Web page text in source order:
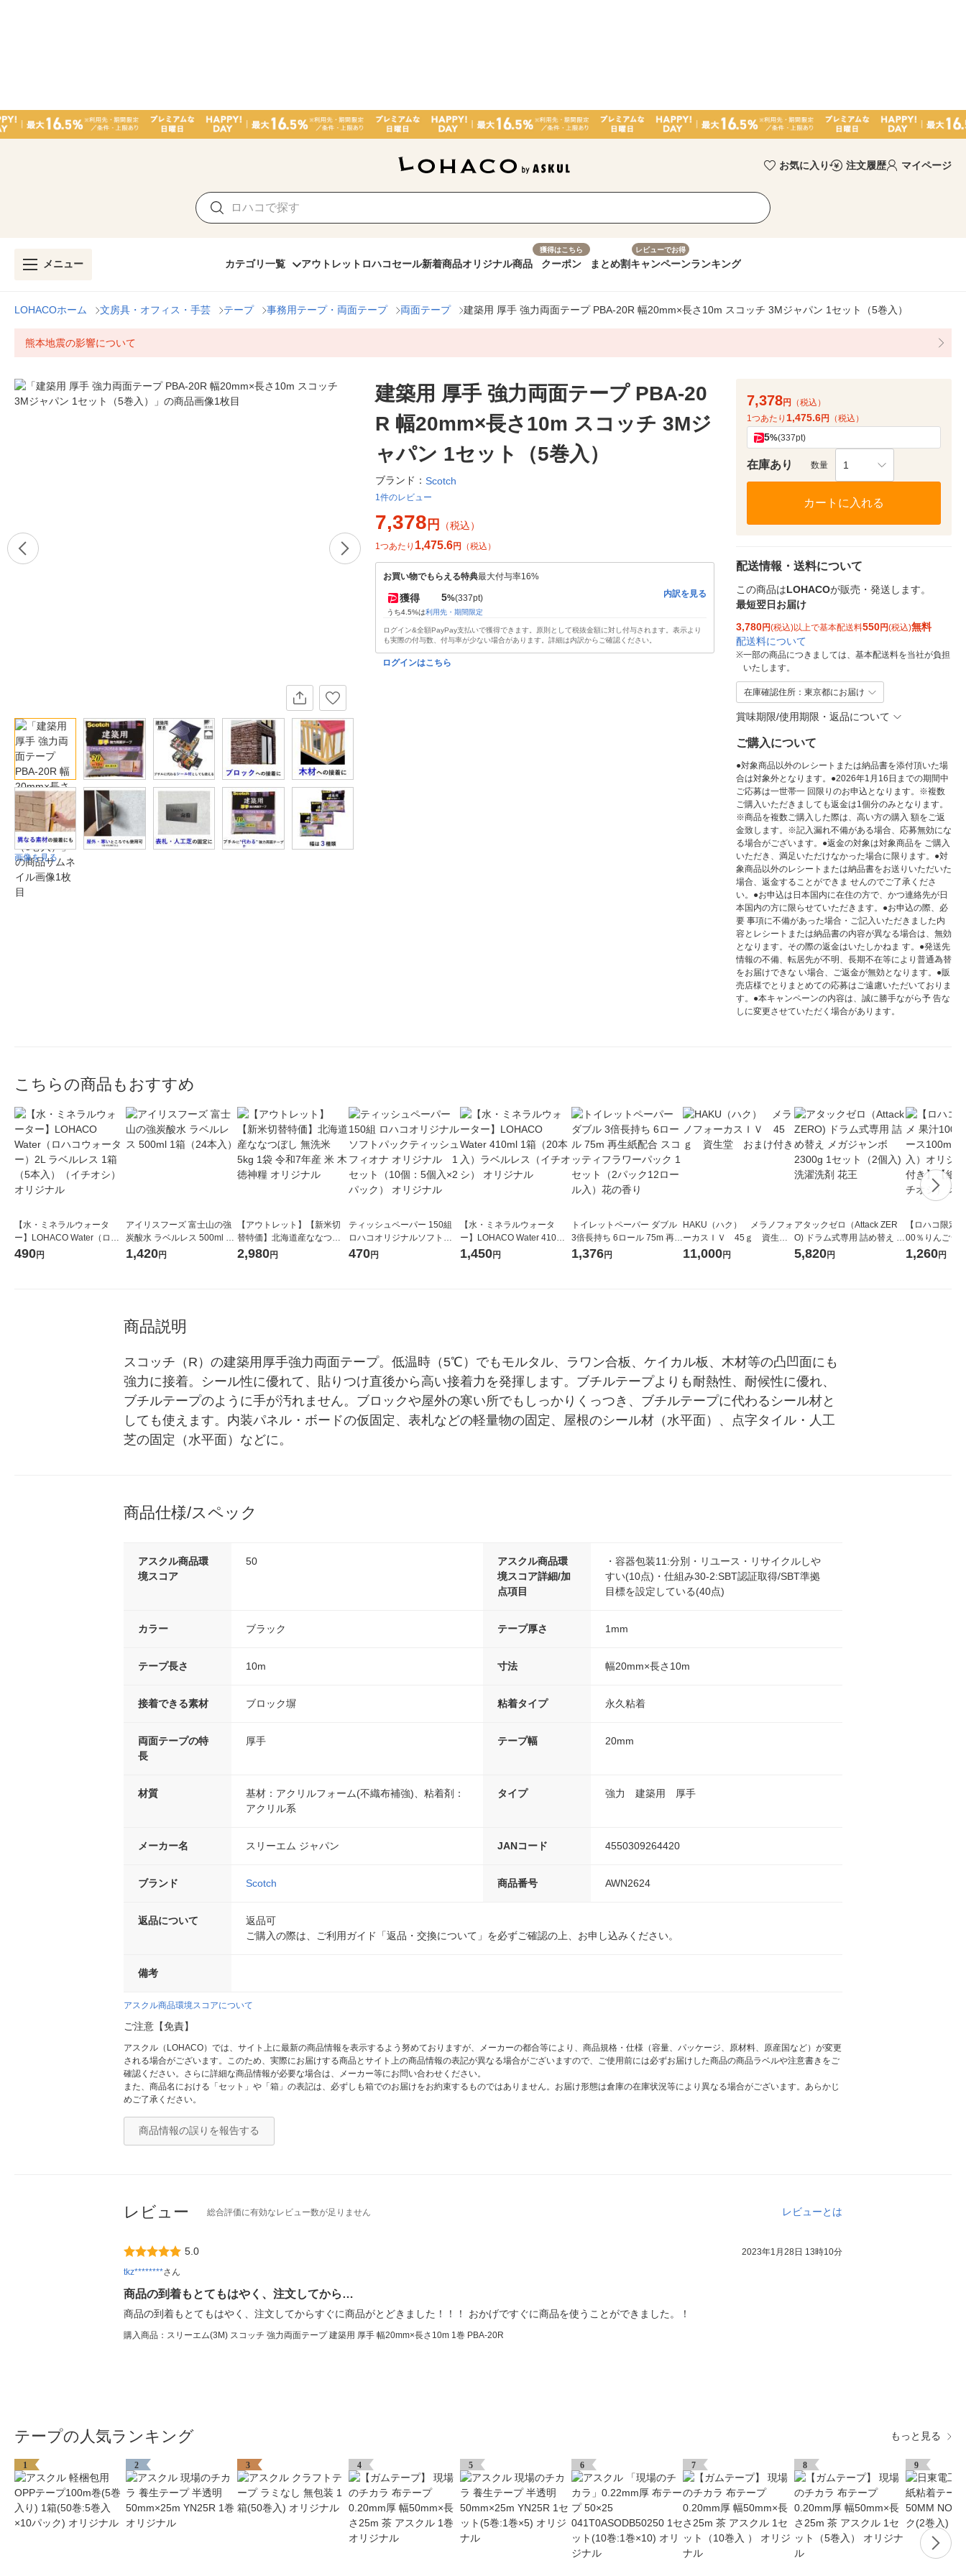
お気に入り 注文履歴 マイページ
メニュー カテゴリ一覧 アウトレット ロハコセール新着商品オリジナル商品
獲得はこちら
クーポン まとめ割
レビューでお得
キャンペーンランキング
LOHACOホーム 文房具・オフィス・手芸 テープ 事務用テープ・両面テープ 両面テープ 建築用 厚手 強力両面テープ PBA-20R 幅20mm×長さ10m スコッチ 3Mジャパン 1セット（5巻入）
熊本地震の影響について
画像を見る
建築用 厚手 強力両面テープ PBA-20
R 幅20mm×長さ10m スコッチ 3Mジ
ャパン 1セット（5巻入）
ブランド： Scotch
1件のレビュー
7,378 円 （税込）
1つあたり 1,475.6円 （税込）
お買い物でもらえる特典最大付与率16%
獲得 5%(337pt)
うち4.5%は利用先・期間限定
内訳を見る
ログイン&全額PayPay支払いで獲得できます。原則として税抜金額に対し付与されます。表示より
も実際の付与数、付与率が少ない場合があります。詳細は内訳からご確認ください。
ログインはこちら
7,378円
（税込）
1つあたり 1,475.6円 （税込）
5%(337pt)
在庫あり 数量 1
カートに入れる
配送情報・送料について
この商品はLOHACOが販売・発送します。
最短翌日お届け
3,780円(税込)以上で基本配送料550円(税込)無料
配送料について
※一部の商品につきましては、基本配送料を当社が負担
いたします。
在庫確認住所：東京都にお届け
賞味期限/使用期限・返品について
ご購入について
●対象商品以外のレシートまたは納品書を添付頂いた場
合は対象外となります。●2026年1月16日までの期間中
ご応募は一世帯一 回限りのお申込となります。※複数
ご購入いただきましても返金は1個分のみとなります。
※商品を複数ご購入した際は、高い方の購入 額をご返
金致します。※記入漏れ不備がある場合、応募無効にな
る場合がございます。●返金の対象は対象商品を ご購入
いただき、満足いただけなかった場合に限ります。●対
象商品以外のレシートまたは納品書をお送りいただいた
場合、返金することができま せんのでご了承くださ
い。●お申込は日本国内に在住の方で、かつ連絡先が日
本国内の方に限らせていただきます。●お申込の際、必
要 事項に不備があった場合・ご記入いただきました内
容とレシートまたは納品書の内容が異なる場合は、無効
となります。その際の返金はいたしかねま す。●発送先
情報の不備、転居先が不明、長期不在等により普通為替
をお届けできな い場合、ご返金が無効となります。●販
売店様でとりまとめての応募はご遠慮いただいておりま
す。●本キャンペーンの内容は、誠に勝手ながら予 告な
しに変更させていただく場合があります。
こちらの商品もおすすめ
【水・ミネラルウォータ
ー】LOHACO Water（ロハ
コウォーター）2L ラベルレ
490円
アイリスフーズ 富士山の強
炭酸水 ラベルレス 500ml 1
箱（24本入）
1,420円
【アウトレット】【新米切
替特価】北海道産ななつぼ
し 無洗米 5kg 1袋 令和7年産
2,980円
ティッシュペーパー 150組
ロハコオリジナルソフトパ
ックティッシュ フィオナ オ
470円
【水・ミネラルウォータ
ー】LOHACO Water 410ml
1箱（20本入）ラベルレス
1,450円
トイレットペーパー ダブル
3倍長持ち 6ロール 75m 再生
紙配合 スコッティフラワー
1,376円
HAKU（ハク） メラノフォ
ーカスＩＶ 45ｇ 資生
堂 おまけ付き
11,000円
アタックゼロ（Attack ZER
O) ドラム式専用 詰め替え メ
ガジャンボ 2300g 1セット
5,820円
【ロハコ限定
00％りんごジ
箱（18本入）
1,260円
商品説明
スコッチ（R）の建築用厚手強力両面テープ。低温時（5℃）でもモルタル、ラワン合板、ケイカル板、木材等の凸凹面にも
強力に接着。シール性に優れて、貼りつけ直後から高い接着力を発揮します。ブチルテープよりも耐熱性、耐候性に優れ、
ブチルテープのように手が汚れません。ブロックや屋外の寒い所でもしっかりくっつき、ブチルテープに代わるシール材と
しても使えます。内装パネル・ボードの仮固定、表札などの軽量物の固定、屋根のシール材（水平面）、点字タイル・人工
芝の固定（水平面）などに。
商品仕様/スペック
アスクル商品環
境スコア
50
アスクル商品環
境スコア詳細/加
点項目
・容器包装11:分別・リユース・リサイクルしや
すい(10点)・仕組み30-2:SBT認証取得/SBT準拠
目標を設定している(40点)
カラー ブラック テープ厚さ 1mm
テープ長さ 10m 寸法 幅20mm×長さ10m
接着できる素材 ブロック塀 粘着タイプ 永久粘着
両面テープの特
長
厚手 テープ幅 20mm
材質
基材：アクリルフォーム(不織布補強)、粘着剤：
アクリル系
タイプ 強力 建築用 厚手
メーカー名 スリーエム ジャパン JANコード 4550309264420
ブランド Scotch 商品番号 AWN2624
返品について
返品可
ご購入の際は、ご利用ガイド「返品・交換について」を必ずご確認の上、お申し込みください。
備考
アスクル商品環境スコアについて
ご注意【免責】
アスクル（LOHACO）では、サイト上に最新の商品情報を表示するよう努めておりますが、メーカーの都合等により、商品規格・仕様（容量、パッケージ、原材料、原産国など）が変更
される場合がございます。このため、実際にお届けする商品とサイト上の商品情報の表記が異なる場合がございますので、ご使用前には必ずお届けした商品の商品ラベルや注意書きをご
確認ください。さらに詳細な商品情報が必要な場合は、メーカー等にお問い合わせください。
また、商品名における「セット」や「箱」の表記は、必ずしも箱でのお届けをお約束するものではありません。お届け形態は倉庫の在庫状況等により異なる場合がございます。あらかじ
めご了承ください。
商品情報の誤りを報告する
レビュー 総合評価に有効なレビュー数が足りません レビューとは
5.0
2023年1月28日 13時10分
tkz********さん
商品の到着もとてもはやく、注文してから…
商品の到着もとてもはやく、注文してからすぐに商品がとどきました！！！ おかげですぐに商品を使うことができました。！
購入商品：スリーエム(3M) スコッチ 強力両面テープ 建築用 厚手 幅20mm×長さ10m 1巻 PBA-20R
テープの人気ランキング もっと見る
1 2 3 4 5 6 7 8 9